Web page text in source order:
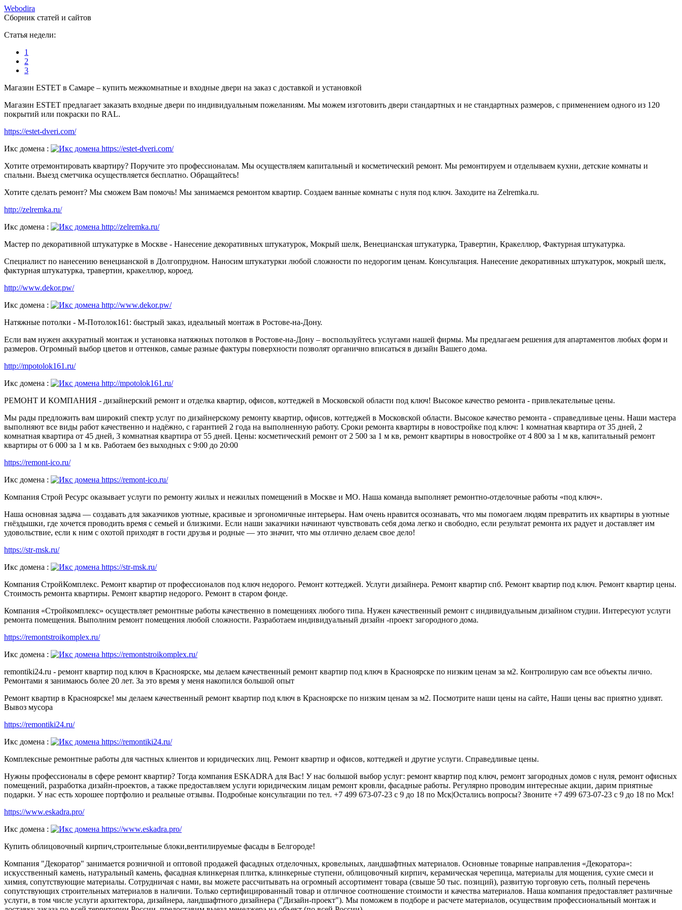
Webodira
Сборник статей и сайтов
Статья недели:
1
2
3
Магазин ESTET в Самаре – купить межкомнатные и входные двери на заказ с доставкой и установкой
Магазин ESTET предлагает заказать входные двери по индивидуальным пожеланиям. Мы можем изготовить двери стандартных и не стандартных размеров, с применением одного из 120
покрытий или покраски по RAL.
https://estet-dveri.com/
Икс домена :
Хотите отремонтировать квартиру? Поручите это профессионалам. Мы осуществляем капитальный и косметический ремонт. Мы ремонтируем и отделываем кухни, детские комнаты и
спальни. Выезд сметчика осуществляется бесплатно. Обращайтесь!
Хотите сделать ремонт? Мы сможем Вам помочь! Мы занимаемся ремонтом квартир. Создаем ванные комнаты с нуля под ключ. Заходите на Zelremka.ru.
http://zelremka.ru/
Икс домена :
Мастер по декоративной штукатурке в Москве - Нанесение декоративных штукатурок, Мокрый шелк, Венецианская штукатурка, Травертин, Кракеллюр, Фактурная штукатурка.
Специалист по нанесению венецианской в Долгопрудном. Наносим штукатурки любой сложности по недорогим ценам. Консультация. Нанесение декоративных штукатурок, мокрый шелк,
фактурная штукатурка, травертин, кракеллюр, короед.
http://www.dekor.pw/
Икс домена :
Натяжные потолки - М-Потолок161: быстрый заказ, идеальный монтаж в Ростове-на-Дону.
Если вам нужен аккуратный монтаж и установка натяжных потолков в Ростове-на-Дону – воспользуйтесь услугами нашей фирмы. Мы предлагаем решения для апартаментов любых форм и
размеров. Огромный выбор цветов и оттенков, самые разные фактуры поверхности позволят органично вписаться в дизайн Вашего дома.
http://mpotolok161.ru/
Икс домена :
РЕМОНТ И КОМПАНИЯ - дизайнерский ремонт и отделка квартир, офисов, коттеджей в Московской области под ключ! Высокое качество ремонта - привлекательные цены.
Мы рады предложить вам широкий спектр услуг по дизайнерскому ремонту квартир, офисов, коттеджей в Московской области. Высокое качество ремонта - справедливые цены. Наши мастера
выполняют все виды работ качественно и надёжно, с гарантией 2 года на выполненную работу. Сроки ремонта квартиры в новостройке под ключ: 1 комнатная квартира от 35 дней, 2
комнатная квартира от 45 дней, 3 комнатная квартира от 55 дней. Цены: косметический ремонт от 2 500 за 1 м кв, ремонт квартиры в новостройке от 4 800 за 1 м кв, капитальный ремонт
квартиры от 6 000 за 1 м кв. Работаем без выходных с 9:00 до 20:00
https://remont-ico.ru/
Икс домена :
Компания Строй Ресурс оказывает услуги по ремонту жилых и нежилых помещений в Москве и МО. Наша команда выполняет ремонтно-отделочные работы «под ключ».
Наша основная задача — создавать для заказчиков уютные, красивые и эргономичные интерьеры. Нам очень нравится осознавать, что мы помогаем людям превратить их квартиры в уютные
гнёздышки, где хочется проводить время с семьей и близкими. Если наши заказчики начинают чувствовать себя дома легко и свободно, если результат ремонта их радует и доставляет им
удовольствие, если к ним с охотой приходят в гости друзья и родные — это значит, что мы отлично делаем свое дело!
https://str-msk.ru/
Икс домена :
Компания СтройКомплекс. Ремонт квартир от профессионалов под ключ недорого. Ремонт коттеджей. Услуги дизайнера. Ремонт квартир спб. Ремонт квартир под ключ. Ремонт квартир цены.
Стоимость ремонта квартиры. Ремонт квартир недорого. Ремонт в старом фонде.
Компания «Стройкомплекс» осуществляет ремонтные работы качественно в помещениях любого типа. Нужен качественный ремонт с индивидуальным дизайном студии. Интересуют услуги
ремонта помещения. Выполним ремонт помещения любой сложности. Разработаем индивидуальный дизайн -проект загородного дома.
https://remontstroikomplex.ru/
Икс домена :
remontiki24.ru - ремонт квартир под ключ в Красноярске, мы делаем качественный ремонт квартир под ключ в Красноярске по низким ценам за м2. Контролирую сам все объекты лично.
Ремонтами я занимаюсь более 20 лет. За это время у меня накопился большой опыт
Ремонт квартир в Красноярске! мы делаем качественный ремонт квартир под ключ в Красноярске по низким ценам за м2. Посмотрите наши цены на сайте, Наши цены вас приятно удивят.
Вывоз мусора
https://remontiki24.ru/
Икс домена :
Комплексные ремонтные работы для частных клиентов и юридических лиц. Ремонт квартир и офисов, коттеджей и другие услуги. Справедливые цены.
Нужны профессионалы в сфере ремонт квартир? Тогда компания ESKADRA для Вас! У нас большой выбор услуг: ремонт квартир под ключ, ремонт загородных домов с нуля, ремонт офисных
помещений, разработка дизайн-проектов, а также предоставляем услуги юридическим лицам ремонт кровли, фасадные работы. Регулярно проводим интересные акции, дарим приятные
подарки. У нас есть хорошее портфолио и реальные отзывы. Подробные консультации по тел. +7 499 673-07-23 с 9 до 18 по Мск|Остались вопросы? Звоните +7 499 673-07-23 с 9 до 18 по Мск!
https://www.eskadra.pro/
Икс домена :
Купить облицовочный кирпич,строительные блоки,вентилируемые фасады в Белгороде!
Компания "Декоратор" занимается розничной и оптовой продажей фасадных отделочных, кровельных, ландшафтных материалов. Основные товарные направления «Декоратора»:
искусственный камень, натуральный камень, фасадная клинкерная плитка, клинкерные ступени, облицовочный кирпич, керамическая черепица, материалы для мощения, сухие смеси и
химия, сопутствующие материалы. Сотрудничая с нами, вы можете рассчитывать на огромный ассортимент товара (свыше 50 тыс. позиций), развитую торговую сеть, полный перечень
сопутствующих строительных материалов в наличии. Только сертифицированный товар и отличное соотношение стоимости и качества материалов. Наша компания предоставляет различные
услуги, в том числе услуги архитектора, дизайнера, ландшафтного дизайнера ("Дизайн-проект"). Мы поможем в подборе и расчете материалов, осуществим профессиональный монтаж и